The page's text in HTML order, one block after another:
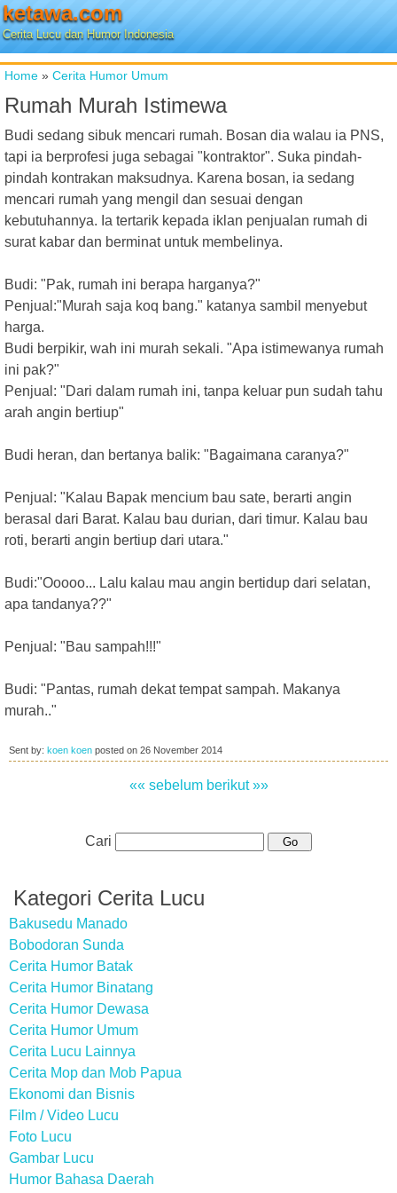
ketawa.com
Cerita Lucu dan Humor Indonesia
Home » Cerita Humor Umum
Rumah Murah Istimewa
Budi sedang sibuk mencari rumah. Bosan dia walau ia PNS,
tapi ia berprofesi juga sebagai "kontraktor". Suka pindah-
pindah kontrakan maksudnya. Karena bosan, ia sedang
mencari rumah yang mengil dan sesuai dengan
kebutuhannya. Ia tertarik kepada iklan penjualan rumah di
surat kabar dan berminat untuk membelinya.
Budi: "Pak, rumah ini berapa harganya?"
Penjual:"Murah saja koq bang." katanya sambil menyebut
harga.
Budi berpikir, wah ini murah sekali. "Apa istimewanya rumah
ini pak?"
Penjual: "Dari dalam rumah ini, tanpa keluar pun sudah tahu
arah angin bertiup"
Budi heran, dan bertanya balik: "Bagaimana caranya?"
Penjual: "Kalau Bapak mencium bau sate, berarti angin
berasal dari Barat. Kalau bau durian, dari timur. Kalau bau
roti, berarti angin bertiup dari utara."
Budi:"Ooooo... Lalu kalau mau angin bertidup dari selatan,
apa tandanya??"
Penjual: "Bau sampah!!!"
Budi: "Pantas, rumah dekat tempat sampah. Makanya
murah.."
Sent by: koen koen posted on 26 November 2014
«« sebelum berikut »»
Cari
Kategori Cerita Lucu
Bakusedu Manado
Bobodoran Sunda
Cerita Humor Batak
Cerita Humor Binatang
Cerita Humor Dewasa
Cerita Humor Umum
Cerita Lucu Lainnya
Cerita Mop dan Mob Papua
Ekonomi dan Bisnis
Film / Video Lucu
Foto Lucu
Gambar Lucu
Humor Bahasa Daerah